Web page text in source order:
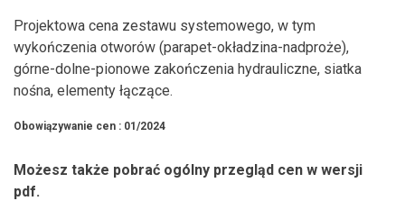
Projektowa cena zestawu systemowego, w tym
wykończenia otworów (parapet-okładzina-nadproże),
górne-dolne-pionowe zakończenia hydrauliczne, siatka
nośna, elementy łączące.
Obowiązywanie cen : 01/2024
Możesz także pobrać ogólny przegląd cen w wersji
pdf.